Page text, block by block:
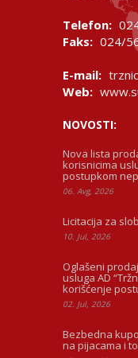
Telefon:
Faks: 024/
E-mail:
Web:
NOVOSTI:
Nova lista
korisnicima
postupkom
06. Avg, 2026
Licitacija za
10. Jul, 2026
Oglašeni
usluga AD
korišćenje
02. Jul, 2026
Bezbedna
na pijacama i